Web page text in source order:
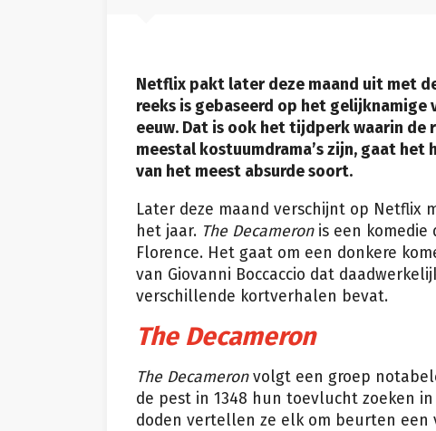
Netflix pakt later deze maand uit met
reeks is gebaseerd op het gelijknamige
eeuw. Dat is ook het tijdperk waarin de
meestal kostuumdrama’s zijn, gaat
van het meest absurde soort.
Later deze maand verschijnt op Netflix
het jaar. The Decameronis een komedie
Florence. Het gaat om een donkere
van Giovanni Boccaccio dat
verschillende kortverhalen bevat.
The Decameron
The Decameronvolgt een groep
de pest in 1348 hun toevlucht zoeken
doden vertellen ze elk om beurten